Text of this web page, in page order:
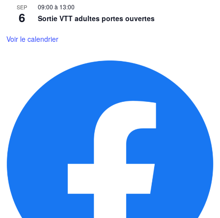
SEP
6
09:00 à 13:00
Sortie VTT adultes portes ouvertes
Voir le calendrier